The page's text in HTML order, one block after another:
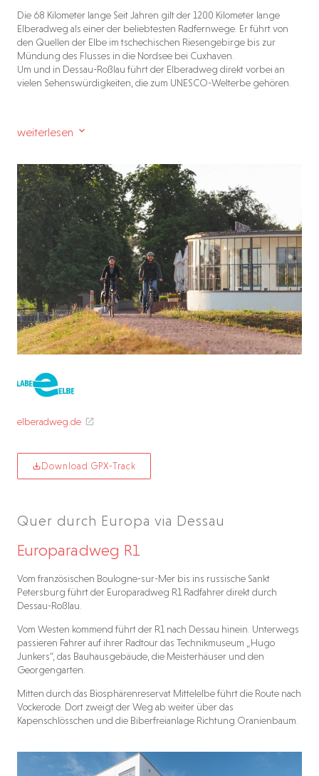
Die 68 Kilometer lange Seit Jahren gilt der 1200 Kilometer lange
Elberadweg als einer der beliebtesten Radfernwege. Er führt von
den Quellen der Elbe im tschechischen Riesengebirge bis zur
Mündung des Flusses in die Nordsee bei Cuxhaven.
Um und in Dessau-Roßlau führt der Elberadweg direkt vorbei an
vielen Sehenswürdigkeiten, die zum UNESCO-Welterbe gehören.
weiterlesen
elberadweg.de
Download GPX-Track
Quer durch Europa via Dessau
Europaradweg R1
Vom französischen Boulogne-sur-Mer bis ins russische Sankt
Petersburg führt der Europaradweg R1 Radfahrer direkt durch
Dessau-Roßlau.
Vom Westen kommend führt der R1 nach Dessau hinein. Unterwegs
passieren Fahrer auf ihrer Radtour das Technikmuseum „Hugo
Junkers“, das Bauhausgebäude, die Meisterhäuser und den
Georgengarten.
Mitten durch das Biosphärenreservat Mittelelbe führt die Route nach
Vockerode. Dort zweigt der Weg ab weiter über das
Kapenschlösschen und die Biberfreianlage Richtung Oranienbaum.